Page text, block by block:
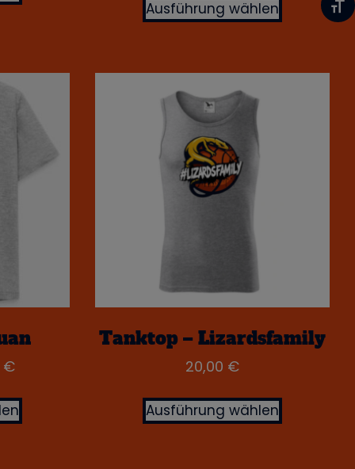
Ausführung wählen
€
Tanktop – Lizardsfamily
20,00 €
Ausführung wählen